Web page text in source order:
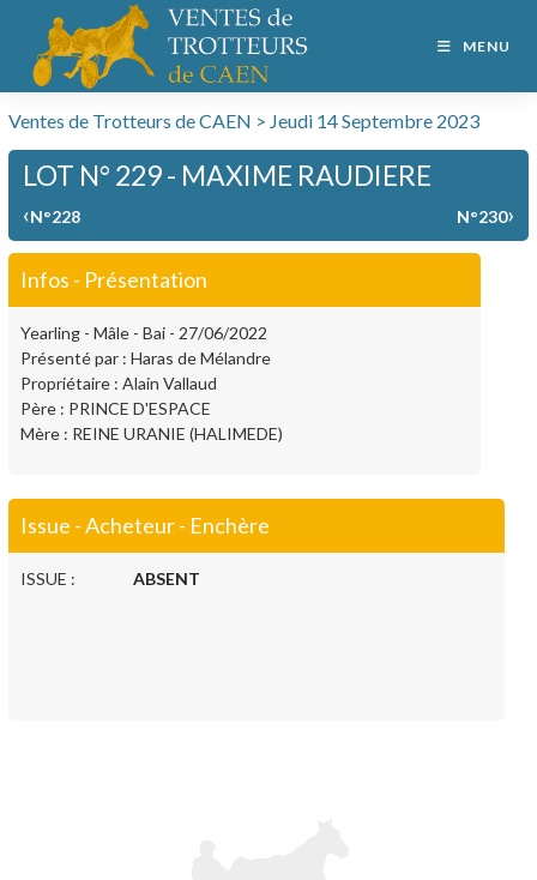
MENU
Ventes de Trotteurs de CAEN > Jeudi 14 Septembre 2023
LOT N° 229 - MAXIME RAUDIERE
‹N°228 N°230›
Infos - Présentation
Yearling - Mâle - Bai - 27/06/2022
Présenté par : Haras de Mélandre
Propriétaire : Alain Vallaud
Père : PRINCE D'ESPACE
Mère : REINE URANIE (HALIMEDE)
Issue - Acheteur - Enchère
ISSUE : ABSENT